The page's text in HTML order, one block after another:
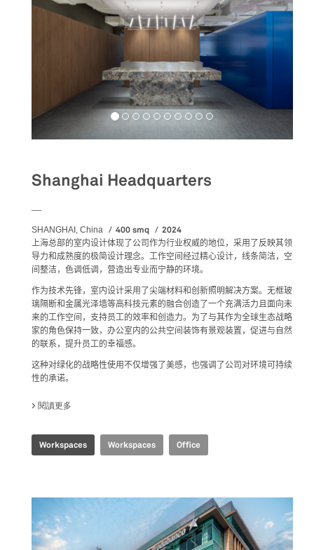
Shanghai Headquarters
SHANGHAI, China 400 smq 2024
上海总部的室内设计体现了公司作为行业权威的地位，采用了反映其领
导力和成熟度的极简设计理念。工作空间经过精心设计，线条简洁，空
间整洁，色调低调，营造出专业而宁静的环境。
作为技术先锋，室内设计采用了尖端材料和创新照明解决方案。无框玻
璃隔断和金属光泽墙等高科技元素的融合创造了一个充满活力且面向未
来的工作空间，支持员工的效率和创造力。为了与其作为全球生态战略
家的角色保持一致，办公室内的公共空间装饰有景观装置，促进与自然
的联系，提升员工的幸福感。
这种对绿化的战略性使用不仅增强了美感，也强调了公司对环境可持续
性的承诺。
閱讀更多
Workspaces Workspaces Office